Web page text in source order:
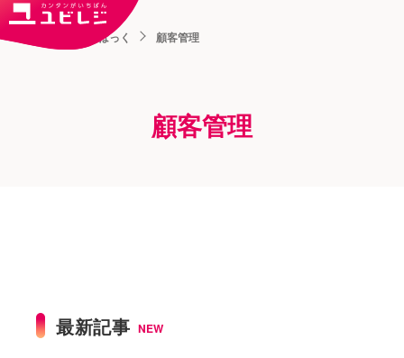
ユビはっく 顧客管理
顧客管理
最新記事 NEW